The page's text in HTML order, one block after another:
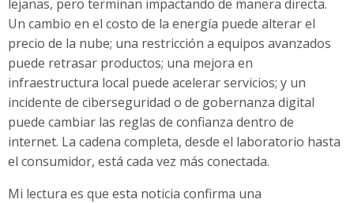
lejanas, pero terminan impactando de manera directa.
Un cambio en el costo de la energía puede alterar el
precio de la nube; una restricción a equipos avanzados
puede retrasar productos; una mejora en
infraestructura local puede acelerar servicios; y un
incidente de ciberseguridad o de gobernanza digital
puede cambiar las reglas de confianza dentro de
internet. La cadena completa, desde el laboratorio hasta
el consumidor, está cada vez más conectada.
Mi lectura es que esta noticia confirma una